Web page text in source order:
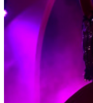
BLOG
Contact